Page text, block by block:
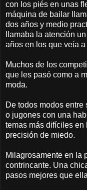
con los piés en unas
máquina de bailar
dos años y medio
llamaba la atención
años en los que veía
Muchos de los
que les pasó como a
moda.
De todos modos
o jugones con una
temas más difíciles en
precisión de miedo.
Milagrosamente en la
contrincante. Una
pasos mejores que